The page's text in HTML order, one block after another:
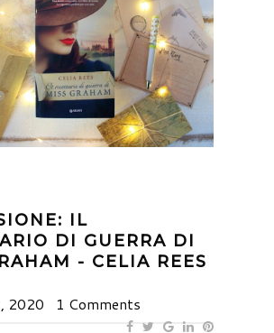
IL
DI GUERRA DI
- CELIA REES
2020
1 Comments